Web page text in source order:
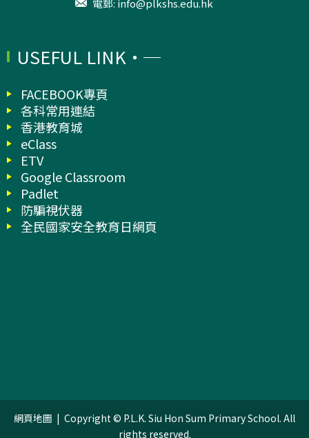
USEFUL LINK
FACEBOOK專頁
各科常用連結
香港教育城
eClass
ETV
Google Classroom
Padlet
防騙視伏器
全民國家安全教育日網頁
網頁地圖 | Copyright © P.L.K. Siu Hon Sum Primary School. All
rights reserved.